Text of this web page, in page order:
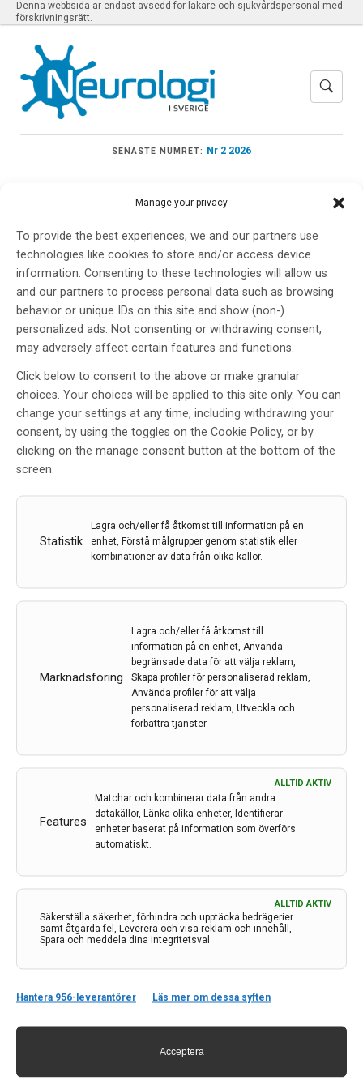
Manage your privacy
To provide the best experiences, we and our partners use
technologies like cookies to store and/or access device
information. Consenting to these technologies will allow us
and our partners to process personal data such as browsing
behavior or unique IDs on this site and show (non-)
personalized ads. Not consenting or withdrawing consent,
may adversely affect certain features and functions.
Click below to consent to the above or make granular
choices. Your choices will be applied to this site only. You can
change your settings at any time, including withdrawing your
consent, by using the toggles on the Cookie Policy, or by
clicking on the manage consent button at the bottom of the
screen.
Statistik
Lagra och/eller få åtkomst till information på en
enhet, Förstå målgrupper genom statistik eller
kombinationer av data från olika källor.
Marknadsföring
Lagra och/eller få åtkomst till
information på en enhet, Använda
begränsade data för att välja reklam,
Skapa profiler för personaliserad reklam,
Använda profiler för att välja
personaliserad reklam, Utveckla och
förbättra tjänster.
Features
ALLTID AKTIV
Matchar och kombinerar data från andra
datakällor, Länka olika enheter, Identifierar
enheter baserat på information som överförs
automatiskt.
Säkerställa säkerhet, förhindra och upptäcka bedrägerier
samt åtgärda fel, Leverera och visa reklam och innehåll,
Spara och meddela dina integritetsval.
ALLTID AKTIV
Hantera 956-leverantörer Läs mer om dessa syften
Acceptera
Denna webbsida är endast avsedd för läkare och sjukvårdspersonal med
förskrivningsrätt.
SENASTE NUMRET: Nr 2 2026
Meny
EAN 2026, 12th
Congress of the
European Academy of
Neurology
Neurologi i Sverige
c/o Forskaren Office Hub
nis@pharma-industry.se